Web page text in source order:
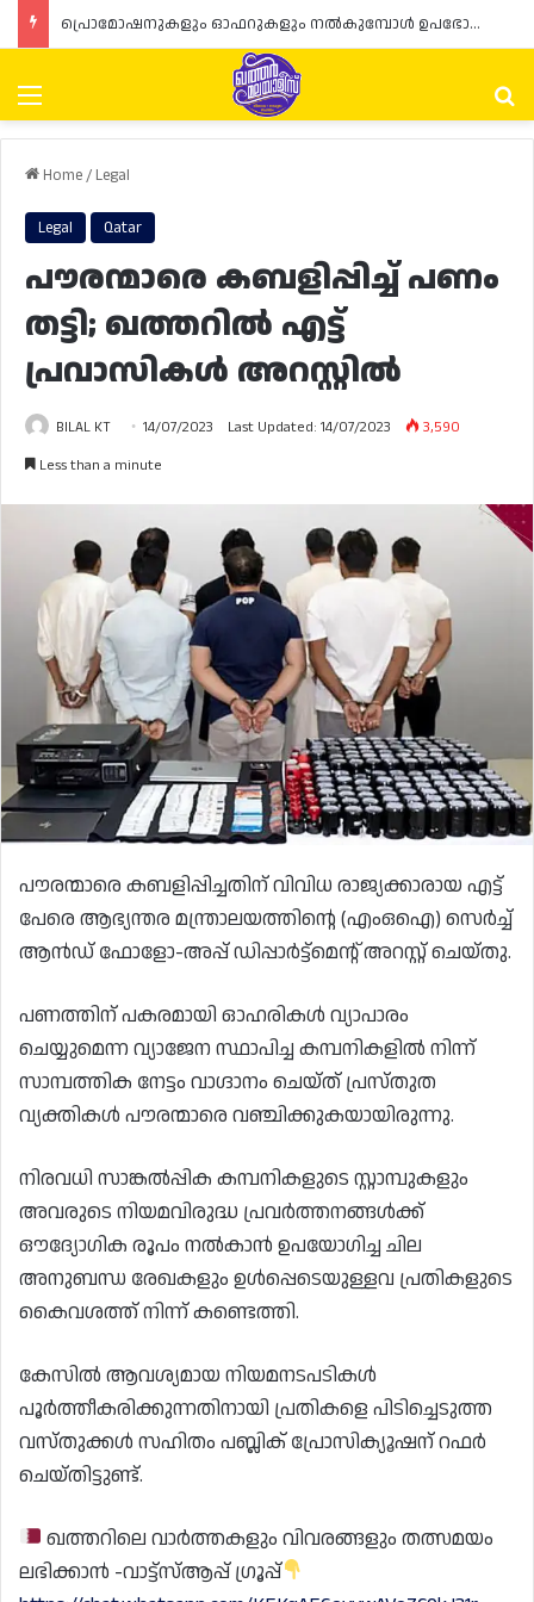
പ്രൊമോഷനുകളും ഓഫറുകളും നൽകുമ്പോൾ ഉപഭോക്താക്കളുടെ അവകാശങ്ങൾ ഉറപ്പാക്കണമെന്ന് ഖത്തർ വാണിജ്യ വ്യവസായ മന്ത്രാലയത്തിന്റെ (MoCI) നിർദ്ദേശം
Menu
Home/ Legal
Legal Qatar
പൗരന്മാരെ കബളിപ്പിച്ച് പണം
തട്ടി; ഖത്തറിൽ എട്ട്
പ്രവാസികൾ അറസ്റ്റിൽ
BILAL KT 14/07/2023 Last Updated: 14/07/2023
3,590
Less than a minute
പൗരന്മാരെ കബളിപ്പിച്ചതിന് വിവിധ രാജ്യക്കാരായ എട്ട്
പേരെ ആഭ്യന്തര മന്ത്രാലയത്തിന്റെ (എംഒഐ) സെർച്ച്
ആൻഡ് ഫോളോ-അപ്പ് ഡിപ്പാർട്ട്‌മെന്റ് അറസ്റ്റ് ചെയ്തു.
പണത്തിന് പകരമായി ഓഹരികൾ വ്യാപാരം
ചെയ്യുമെന്ന വ്യാജേന സ്ഥാപിച്ച കമ്പനികളിൽ നിന്ന്
സാമ്പത്തിക നേട്ടം വാഗ്ദാനം ചെയ്ത് പ്രസ്തുത
വ്യക്തികൾ പൗരന്മാരെ വഞ്ചിക്കുകയായിരുന്നു.
നിരവധി സാങ്കൽപ്പിക കമ്പനികളുടെ സ്റ്റാമ്പുകളും
അവരുടെ നിയമവിരുദ്ധ പ്രവർത്തനങ്ങൾക്ക്
ഔദ്യോഗിക രൂപം നൽകാൻ ഉപയോഗിച്ച ചില
അനുബന്ധ രേഖകളും ഉൾപ്പെടെയുള്ളവ പ്രതികളുടെ
കൈവശത്ത് നിന്ന് കണ്ടെത്തി.
കേസിൽ ആവശ്യമായ നിയമനടപടികൾ
പൂർത്തീകരിക്കുന്നതിനായി പ്രതികളെ പിടിച്ചെടുത്ത
വസ്തുക്കൾ സഹിതം പബ്ലിക് പ്രോസിക്യൂഷന് റഫർ
ചെയ്തിട്ടുണ്ട്.
ഖത്തറിലെ വാർത്തകളും വിവരങ്ങളും തത്സമയം
ലഭിക്കാൻ -വാട്ട്സ്ആപ്പ് ഗ്രൂപ്പ്